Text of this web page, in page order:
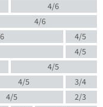
4/6
4/6
4/5
4/5
4/5
4/5
3/4
4/5
2/3